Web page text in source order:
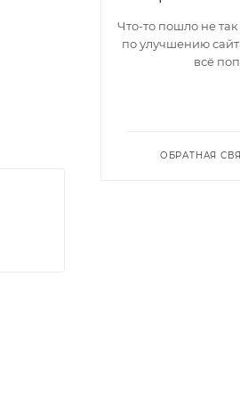
Что-то пошло не так
по улучшению
всё
ОБРАТНАЯ